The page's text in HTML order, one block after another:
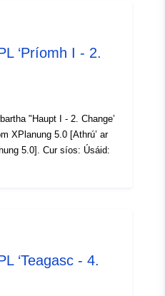
48.3519201 ], [
‘Príomh I - 2.
"Haupt I - 2. Change’
XPlanung 5.0 [Athrú’ ar
5.0]. Cur síos: Úsáid:
‘Teagasc - 4.